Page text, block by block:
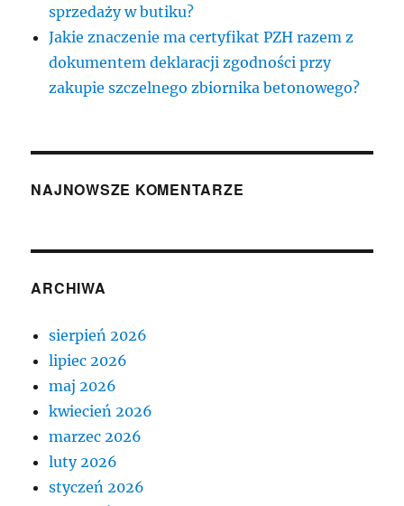
sprzedaży w butiku?
Jakie znaczenie ma certyfikat PZH razem z
dokumentem deklaracji zgodności przy
zakupie szczelnego zbiornika betonowego?
NAJNOWSZE KOMENTARZE
ARCHIWA
sierpień 2026
lipiec 2026
maj 2026
kwiecień 2026
marzec 2026
luty 2026
styczeń 2026